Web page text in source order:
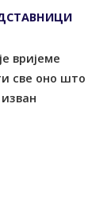
вријеме
све оно што